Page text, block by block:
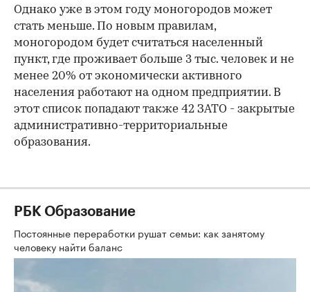
Однако уже в этом году моногородов может
стать меньше. По новым правилам,
моногородом будет считаться населенный
пункт, где проживает больше 3 тыс. человек и не
менее 20% от экономически активного
населения работают на одном предприятии. В
этот список попадают также 42 ЗАТО - закрытые
административно-территориальные
образования.
РБК Образование
Постоянные переработки рушат семьи: как занятому
человеку найти баланс